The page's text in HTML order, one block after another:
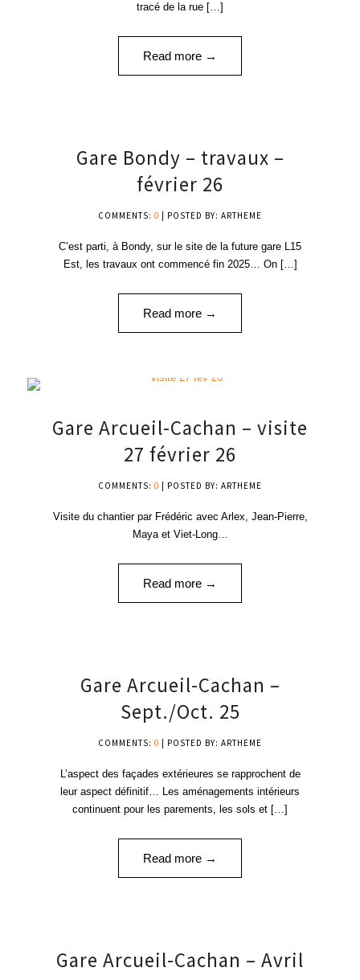
tracé de la rue […]
Read more →
Gare Bondy – travaux –
février 26
COMMENTS: 0 | POSTED BY: ARTHEME
C’est parti, à Bondy, sur le site de la future gare L15
Est, les travaux ont commencé fin 2025… On […]
Read more →
FÉV '26
Gare Arcueil-Cachan – visite
27 février 26
COMMENTS: 0 | POSTED BY: ARTHEME
Visite du chantier par Frédéric avec Arlex, Jean-Pierre,
Maya et Viet-Long…
Read more →
Gare Arcueil-Cachan –
Sept./Oct. 25
COMMENTS: 0 | POSTED BY: ARTHEME
L’aspect des façades extérieures se rapprochent de
leur aspect définitif… Les aménagements intérieurs
continuent pour les parements, les sols et […]
Read more →
24
Gare Arcueil-Cachan – Avril